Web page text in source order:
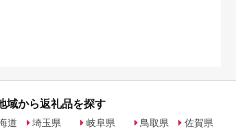
域から返礼品を探す
道
埼玉県
岐阜県
鳥取県
佐賀県